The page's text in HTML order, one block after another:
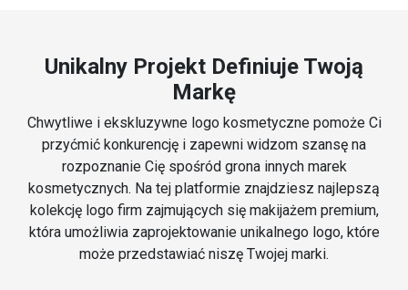
Unikalny Projekt Definiuje Twoją
Markę
Chwytliwe i ekskluzywne logo kosmetyczne pomoże Ci
przyćmić konkurencję i zapewni widzom szansę na
rozpoznanie Cię spośród grona innych marek
kosmetycznych. Na tej platformie znajdziesz najlepszą
kolekcję logo firm zajmujących się makijażem premium,
która umożliwia zaprojektowanie unikalnego logo, które
może przedstawiać niszę Twojej marki.